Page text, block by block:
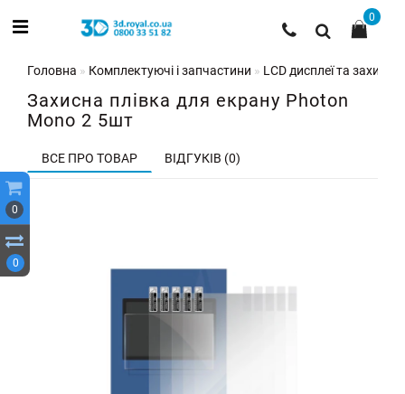
0
0
0
Головна Комплектуючі і запчастини LCD дисплеї та захисні
Захисна плівка для екрану Photon
Mono 2 5шт
ВСЕ ПРО ТОВАР ВІДГУКІВ (0)